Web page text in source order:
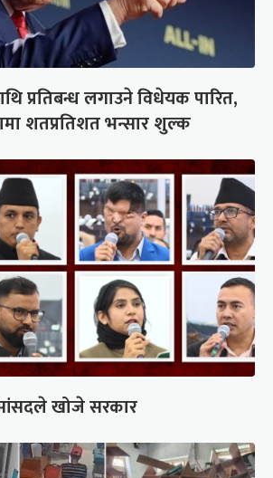
प्रतिबन्ध लगाउने विधेयक पारित,
शतप्रतिशत भन्सार शुल्क
खोजे सरकार